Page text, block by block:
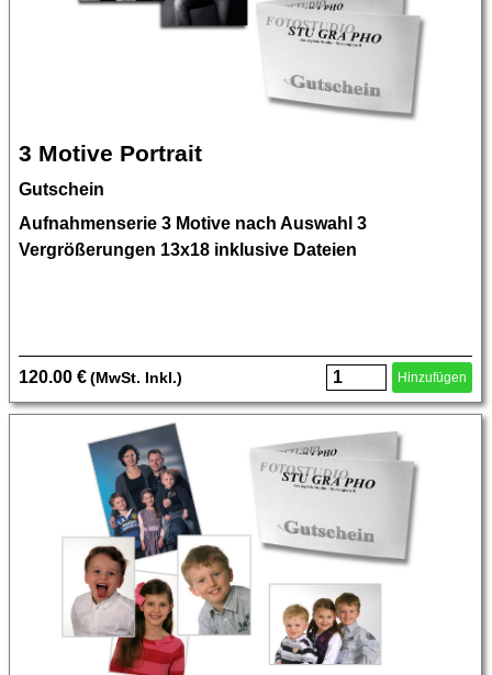
3 Motive Portrait
Gutschein
Aufnahmenserie 3 Motive nach Auswahl 3
Vergrößerungen 13x18 inklusive Dateien
120.00 € (MwSt. Inkl.) Hinzufügen